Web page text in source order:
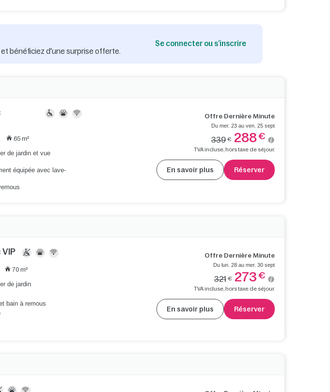
bénéficiez d'une surprise offerte.
Se connecter ou s’inscrire
65 m²
de jardin et vue
équipée avec lave-
Offre Dernière Minute
Du mer. 23 au ven. 25 sept
339 € 288€
TVA incluse, hors taxe de séjour.
En savoir plus Réserver
70 m²
de jardin
bain à remous
Offre Dernière Minute
Du lun. 28 au mer. 30 sept
321 € 273 €
TVA incluse, hors taxe de séjour.
En savoir plus Réserver